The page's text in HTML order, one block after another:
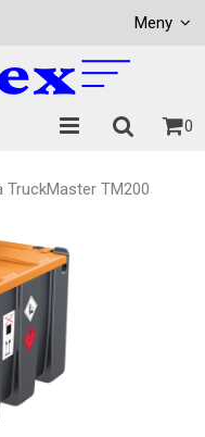
Meny
0
TruckMaster TM200